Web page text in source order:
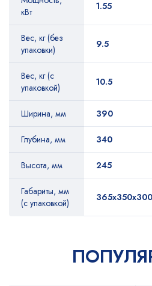
кВт
1.55
Вес, кг (без
упаковки)
9.5
Вес, кг (с
упаковкой)
10.5
Ширина, мм 390
Глубина, мм 340
Высота, мм 245
Габариты, мм
(с упаковкой)
365х350х300